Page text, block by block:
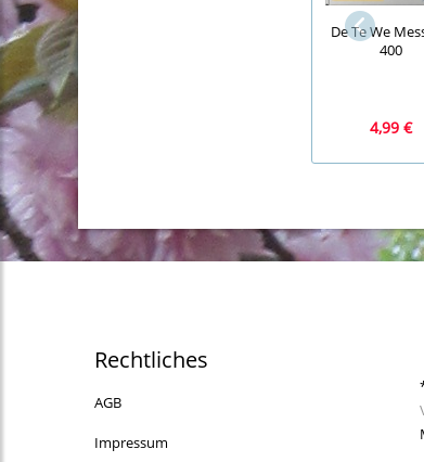
De Te We
400
4,99 €
Rechtliches
AGB
Impressum